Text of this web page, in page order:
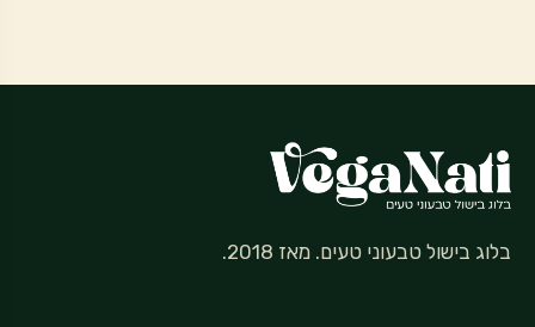
בלוג בישול טבעוני טעים. מאז 2018.